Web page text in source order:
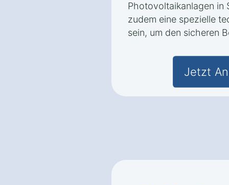
Photovoltaikanlagen in
zudem eine spezielle
sein, um den sicheren
Jetzt